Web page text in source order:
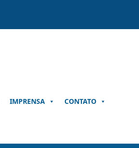
IMPRENSA CONTATO